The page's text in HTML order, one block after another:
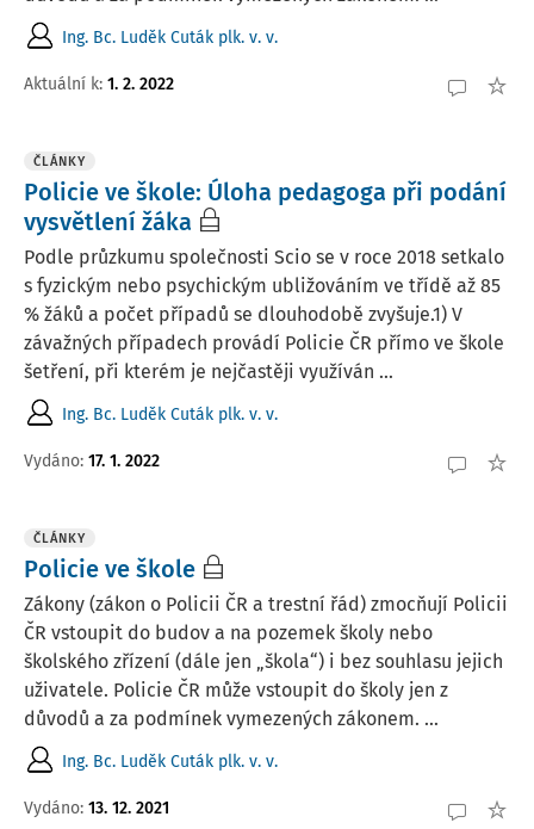
Ing. Bc. Luděk Cuták plk. v. v.
Aktuální k: 1. 2. 2022
ČLÁNKY
Policie ve škole: Úloha pedagoga při podání
vysvětlení žáka
Podle průzkumu společnosti Scio se v roce 2018 setkalo
s fyzickým nebo psychickým ubližováním ve třídě až 85
% žáků a počet případů se dlouhodobě zvyšuje.1) V
závažných případech provádí Policie ČR přímo ve škole
šetření, při kterém je nejčastěji využíván ...
Ing. Bc. Luděk Cuták plk. v. v.
Vydáno: 17. 1. 2022
ČLÁNKY
Policie ve škole
Zákony (zákon o Policii ČR a trestní řád) zmocňují Policii
ČR vstoupit do budov a na pozemek školy nebo
školského zřízení (dále jen „škola“) i bez souhlasu jejich
uživatele. Policie ČR může vstoupit do školy jen z
důvodů a za podmínek vymezených zákonem. ...
Ing. Bc. Luděk Cuták plk. v. v.
Vydáno: 13. 12. 2021